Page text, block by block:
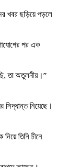
খবর ছড়িয়ে পড়লে
পর এক
তা অতুলনীয়।”
সিদ্ধান্ত নিয়েছে।
তিনি চীনে